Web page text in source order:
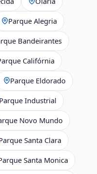
Parque Alegria
Bandeirantes
Califórnia
Parque Eldorado
Parque Industrial
Novo Mundo
Santa Clara
Santa Monica